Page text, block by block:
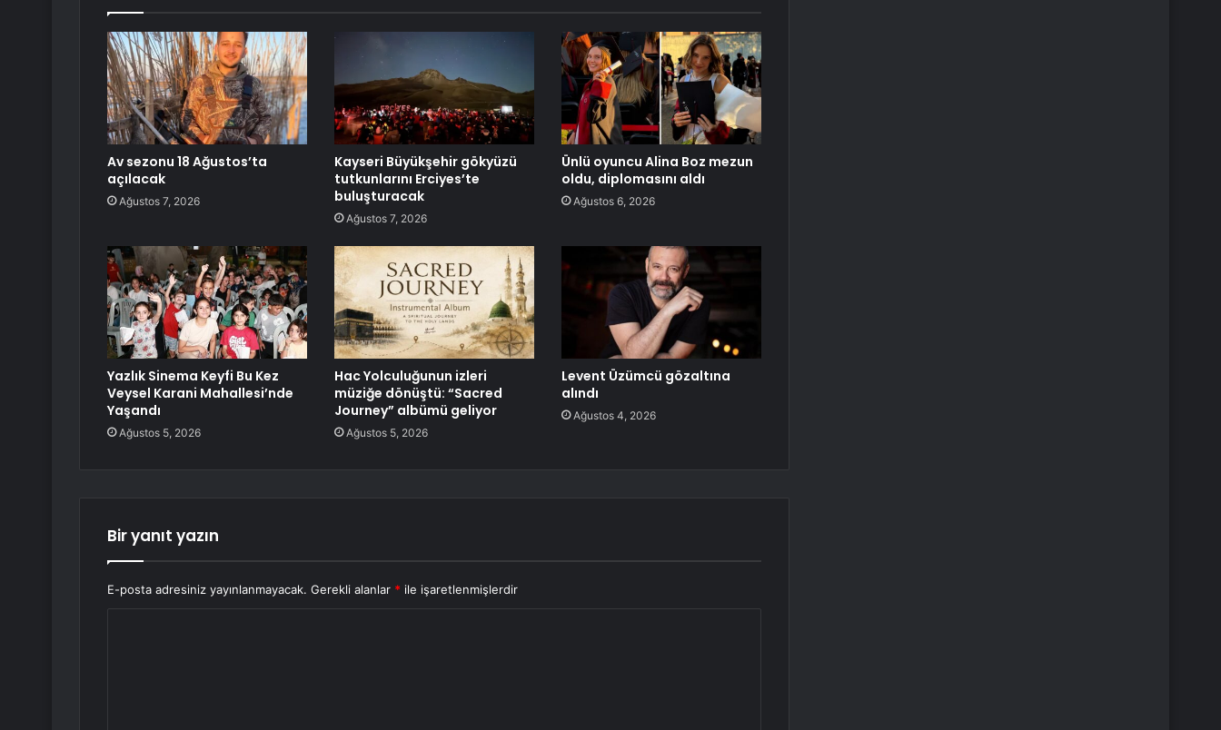
Av sezonu 18 Ağustos’ta
açılacak
Ağustos 7, 2026
Kayseri Büyükşehir gökyüzü
tutkunlarını Erciyes’te
buluşturacak
Ağustos 7, 2026
Ünlü oyuncu Alina Boz mezun
oldu, diplomasını aldı
Ağustos 6, 2026
Yazlık Sinema Keyfi Bu Kez
Veysel Karani Mahallesi’nde
Yaşandı
Ağustos 5, 2026
Hac Yolculuğunun izleri
müziğe dönüştü: “Sacred
Journey” albümü geliyor
Ağustos 5, 2026
Levent Üzümcü gözaltına
alındı
Ağustos 4, 2026
Bir yanıt yazın
E-posta adresiniz yayınlanmayacak. Gerekli alanlar * ile işaretlenmişlerdir